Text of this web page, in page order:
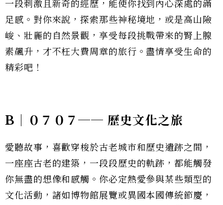
一段刺激且新奇的經歷，能使你找到內心深處的滿
足感。對你來說，探索那些神秘境地，或是高山險
峻、壯麗的自然景觀，享受每段挑戰帶來的腎上腺
素飆升，才不枉大費周章的旅行。盡情享受生命的
精彩吧！
B｜０７０７── 歷史文化之旅
愛聽故事，喜歡穿梭於古老城市和歷史遺跡之間，
一座座古老的建築，一段段歷史的軌跡，都能觸發
你無盡的想像和感觸。你必定熱愛參與某些類型的
文化活動，諸如博物館展覽或異國本國傳統節慶，